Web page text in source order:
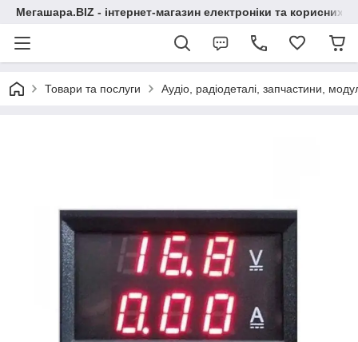
Мегашара.BIZ - інтернет-магазин електроніки та корисних
Товари та послуги Аудіо, радіодеталі, запчастини,